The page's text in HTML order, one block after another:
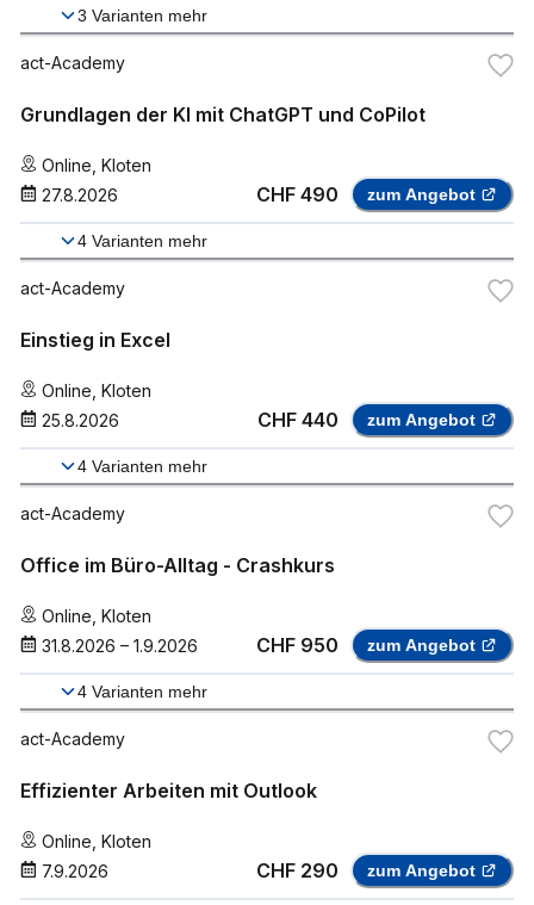
3 Varianten mehr
act-Academy
Grundlagen der KI mit ChatGPT und CoPilot
Online Kloten
27.8.2026
CHF 490 zum Angebot
4 Varianten mehr
act-Academy
Einstieg in Excel
Online Kloten
25.8.2026
CHF 440 zum Angebot
4 Varianten mehr
act-Academy
Office im Büro-Alltag - Crashkurs
Online Kloten
31.8.2026 – 1.9.2026 CHF 950 zum Angebot
4 Varianten mehr
act-Academy
Effizienter Arbeiten mit Outlook
Online Kloten
7.9.2026
CHF 290 zum Angebot